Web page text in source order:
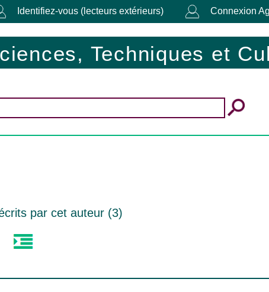
Identifiez-vous (lecteurs extérieurs) Connexion
Techniques et
par cet auteur (3)